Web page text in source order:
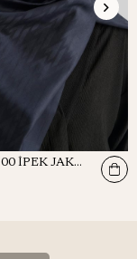
UMAY %100 İPEK JAKARLI ŞAL-LACİVERT